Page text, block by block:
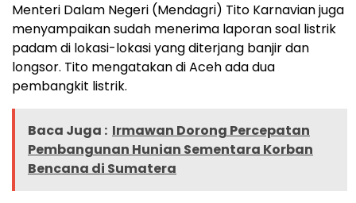
Menteri Dalam Negeri (Mendagri) Tito Karnavian juga
menyampaikan sudah menerima laporan soal listrik
padam di lokasi-lokasi yang diterjang banjir dan
longsor. Tito mengatakan di Aceh ada dua
pembangkit listrik.
Baca Juga : Irmawan Dorong Percepatan
Pembangunan Hunian Sementara Korban
Bencana di Sumatera